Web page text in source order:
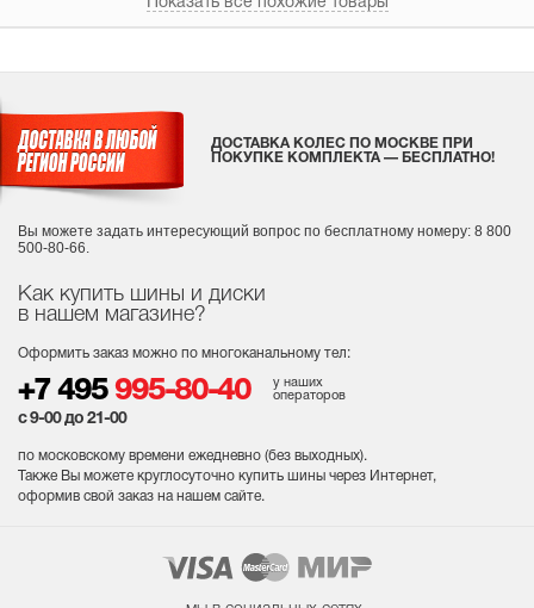
Как купить шины и диски
в нашем магазине?
Оформить заказ можно по многоканальному тел:
+7 495 995-80-40
у наших
операторов
с 9-00 до 21-00
по московскому времени ежедневно (без выходных).
Также Вы можете круглосуточно купить шины через Интернет,
оформив свой заказ на нашем сайте.
ДОСТАВКА КОЛЕС ПО МОСКВЕ ПРИ
ПОКУПКЕ КОМПЛЕКТА — БЕСПЛАТНО!
Вы можете задать интересующий вопрос по бесплатному номеру: 8 800
500-80-66.